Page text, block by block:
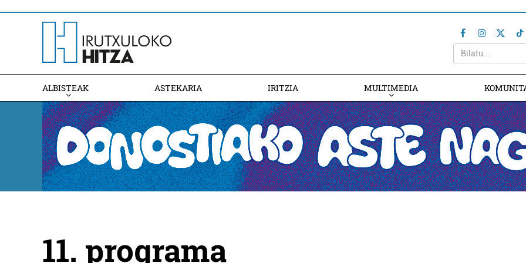
ALBISTEAK ASTEKARIA IRITZIA MULTIMEDIA
11. programa